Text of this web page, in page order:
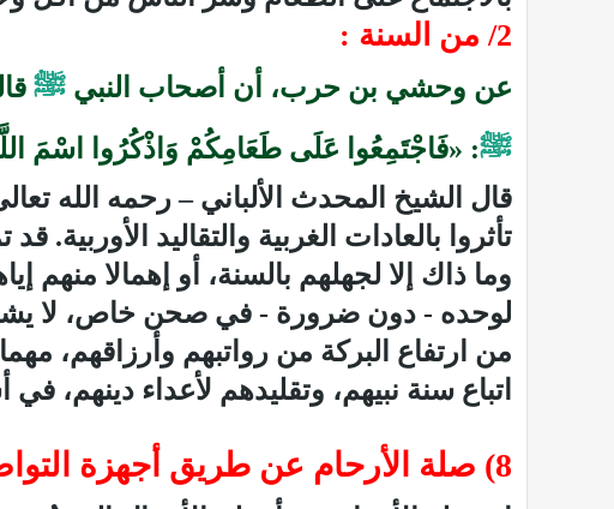
2/ من السنة :
عن وحشي بن حرب، أن أصحاب النبي ﷺ
ﷺ: ‏«فَاجْتَمِعُوا عَلَى طَعَامِكُمْ وَاذْكُرُوا اسْمَ
قال الشيخ المحدث الألباني – رحمه الله
تأثروا بالعادات الغربية والتقاليد
وما ذاك إلا لجهلهم بالسنة، أو إهمالا
لوحده - دون ضرورة - في صحن خاص، لا
من ارتفاع البركة من رواتبهم وأرزاقهم،
اتباع سنة نبيهم، وتقليدهم لأعداء دينهم،
8) صلة الأرحام عن طريق أجهزة التواصل والسؤال عنهم :